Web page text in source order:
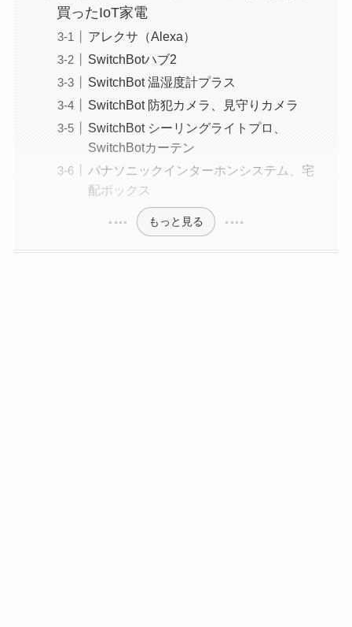
買ったIoT家電
アレクサ（Alexa）
SwitchBotハブ2
SwitchBot 温湿度計プラス
SwitchBot 防犯カメラ、見守りカメラ
SwitchBot シーリングライトプロ、
SwitchBotカーテン
パナソニックインターホンシステム、宅
配ボックス
もっと見る